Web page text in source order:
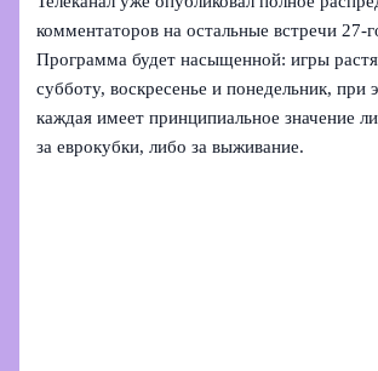
комментаторов на остальные встречи
Программа будет насыщенной: игры
субботу, воскресенье и понедельник, при
каждая имеет принципиальное значение
за еврокубки, либо за выживание.